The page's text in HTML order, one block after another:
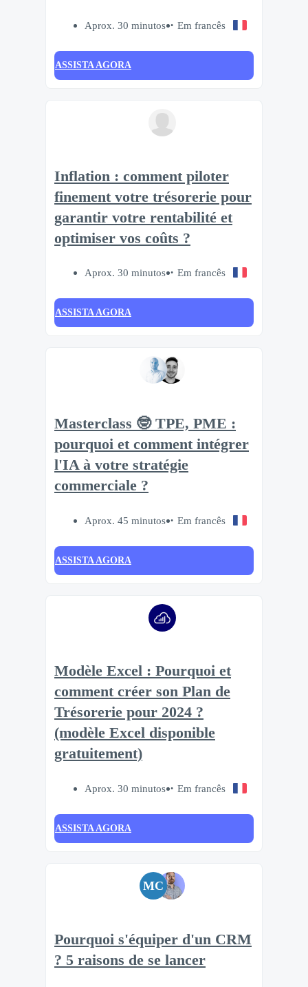
Aprox. 30 minutos Em francês
ASSISTA AGORA
Inflation : comment piloter
finement votre trésorerie pour
garantir votre rentabilité et
optimiser vos coûts ?
Aprox. 30 minutos Em francês
ASSISTA AGORA
Masterclass 🤓 TPE, PME :
pourquoi et comment intégrer
l'IA à votre stratégie
commerciale ?
Aprox. 45 minutos Em francês
ASSISTA AGORA
Modèle Excel : Pourquoi et
comment créer son Plan de
Trésorerie pour 2024 ?
(modèle Excel disponible
gratuitement)
Aprox. 30 minutos Em francês
ASSISTA AGORA
MC
Pourquoi s'équiper d'un CRM
? 5 raisons de se lancer